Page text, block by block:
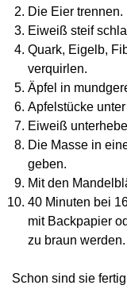
Die Eier trennen.
Eiweiß steif
Quark, Eigelb,
verquirlen.
Äpfel in
Apfelstücke
Eiweiß
Die Masse in
geben.
Mit den
40 Minuten bei
mit Backpapier
zu braun werden.
Schon sind sie